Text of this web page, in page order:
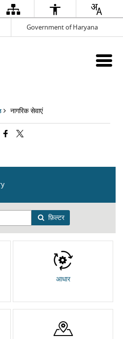
Government of Haryana
नागरिक सेवाएं
फ़िल्टर
आधार